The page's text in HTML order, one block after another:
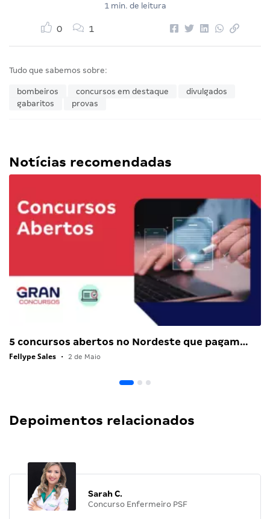
1 min. de leitura
0 1
Tudo que sabemos sobre:
bombeiros concursos em destaque
divulgados
gabaritos
provas
Notícias recomendadas
5 concursos abertos no Nordeste que pagam…
Fellype Sales • 2 de Maio
Depoimentos relacionados
Sarah C.
Concurso Enfermeiro PSF